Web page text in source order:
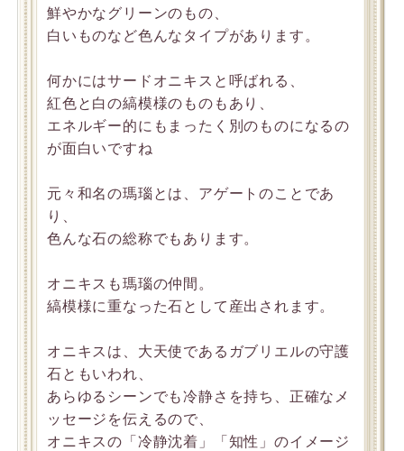
鮮やかなグリーンのもの、
白いものなど色んなタイプがあります。
何かにはサードオニキスと呼ばれる、
紅色と白の縞模様のものもあり、
エネルギー的にもまったく別のものになるの
が面白いですね
元々和名の瑪瑙とは、アゲートのことであ
り、
色んな石の総称でもあります。
オニキスも瑪瑙の仲間。
縞模様に重なった石として産出されます。
オニキスは、大天使であるガブリエルの守護
石ともいわれ、
あらゆるシーンでも冷静さを持ち、正確なメ
ッセージを伝えるので、
オニキスの「冷静沈着」「知性」のイメージ